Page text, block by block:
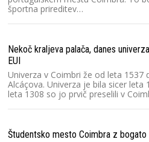
športna prireditev…
Nekoč kraljeva palača, danes
EUI
Univerza v Coimbri že od leta 1537
Alcáçova. Univerza je bila sicer leta
leta 1308 so jo prvič preselili v
Študentsko mesto Coimbra z bogato